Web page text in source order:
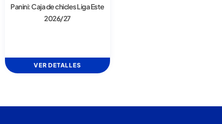
Panini: Caja de chicles Liga Este
2026/27
VER DETALLES